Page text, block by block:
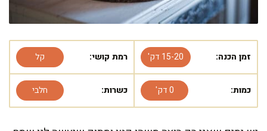
זמן הכנה: 15-20 דק' רמת קושי: קל
כמות: 0 דק' כשרות: חלבי